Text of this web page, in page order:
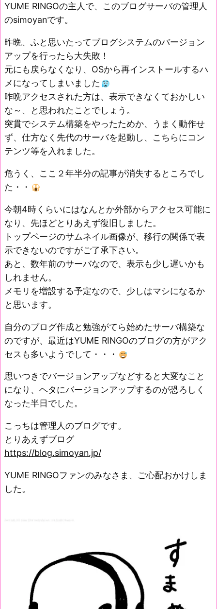
YUME RINGOの主人で、このブログサーバの管理人
のsimoyanです。
昨晩、ふと思いたってブログシステムのバージョン
アップを行ったら大失敗！
元にも戻らなくなり、OSから再インストールするハ
メになってしまいました
昨晩アクセスされた方は、表示できなくておかしい
な～、と思われたことでしょう。
突貫でシステム構築をやったためか、うまく動作せ
ず、仕方なく先代のサーバを起動し、こちらにコン
テンツ等を入れました。
危うく、ここ２年半分の記事が消失するところでし
た・・
今朝4時くらいにはなんとか外部からアクセス可能に
なり、先ほどとりあえず復旧しました。
トップページのサムネイル画像が、移行の関係で表
示できないのですがご了承下さい。
あと、数年前のサーバなので、表示も少し遅いかも
しれません。
メモリを増設する予定なので、少しはマシになるか
と思います。
自分のブログ作成と勉強がてら始めたサーバ構築な
のですが、最近はYUME RINGOのブログの方がアク
セスも多いようでして・・・
思いつきでバージョンアップなどすると大変なこと
になり、ヘタにバージョンアップするのが恐ろしく
なった半日でした。
こっちは管理人のブログです。
とりあえずブログ
https://blog.simoyan.jp/
YUME RINGOファンのみなさま、ご心配おかけしま
した。